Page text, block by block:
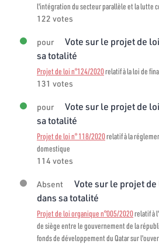
l'intégration du secteur parallèle et la lutte
122 votes
pour
Vote sur le projet de
sa totalité
Projet de loi n°124/2020relatif à la loi de
131 votes
pour
Vote sur le projet de
sa totalité
Projet de loi n° 118/2020relatif à la
domestique
114 votes
Absent
Vote sur le projet
dans sa totalité
Projet de loi organique n°005/2020relatif à
de siège entre le gouvernement de la
fonds de développement du Qatar sur